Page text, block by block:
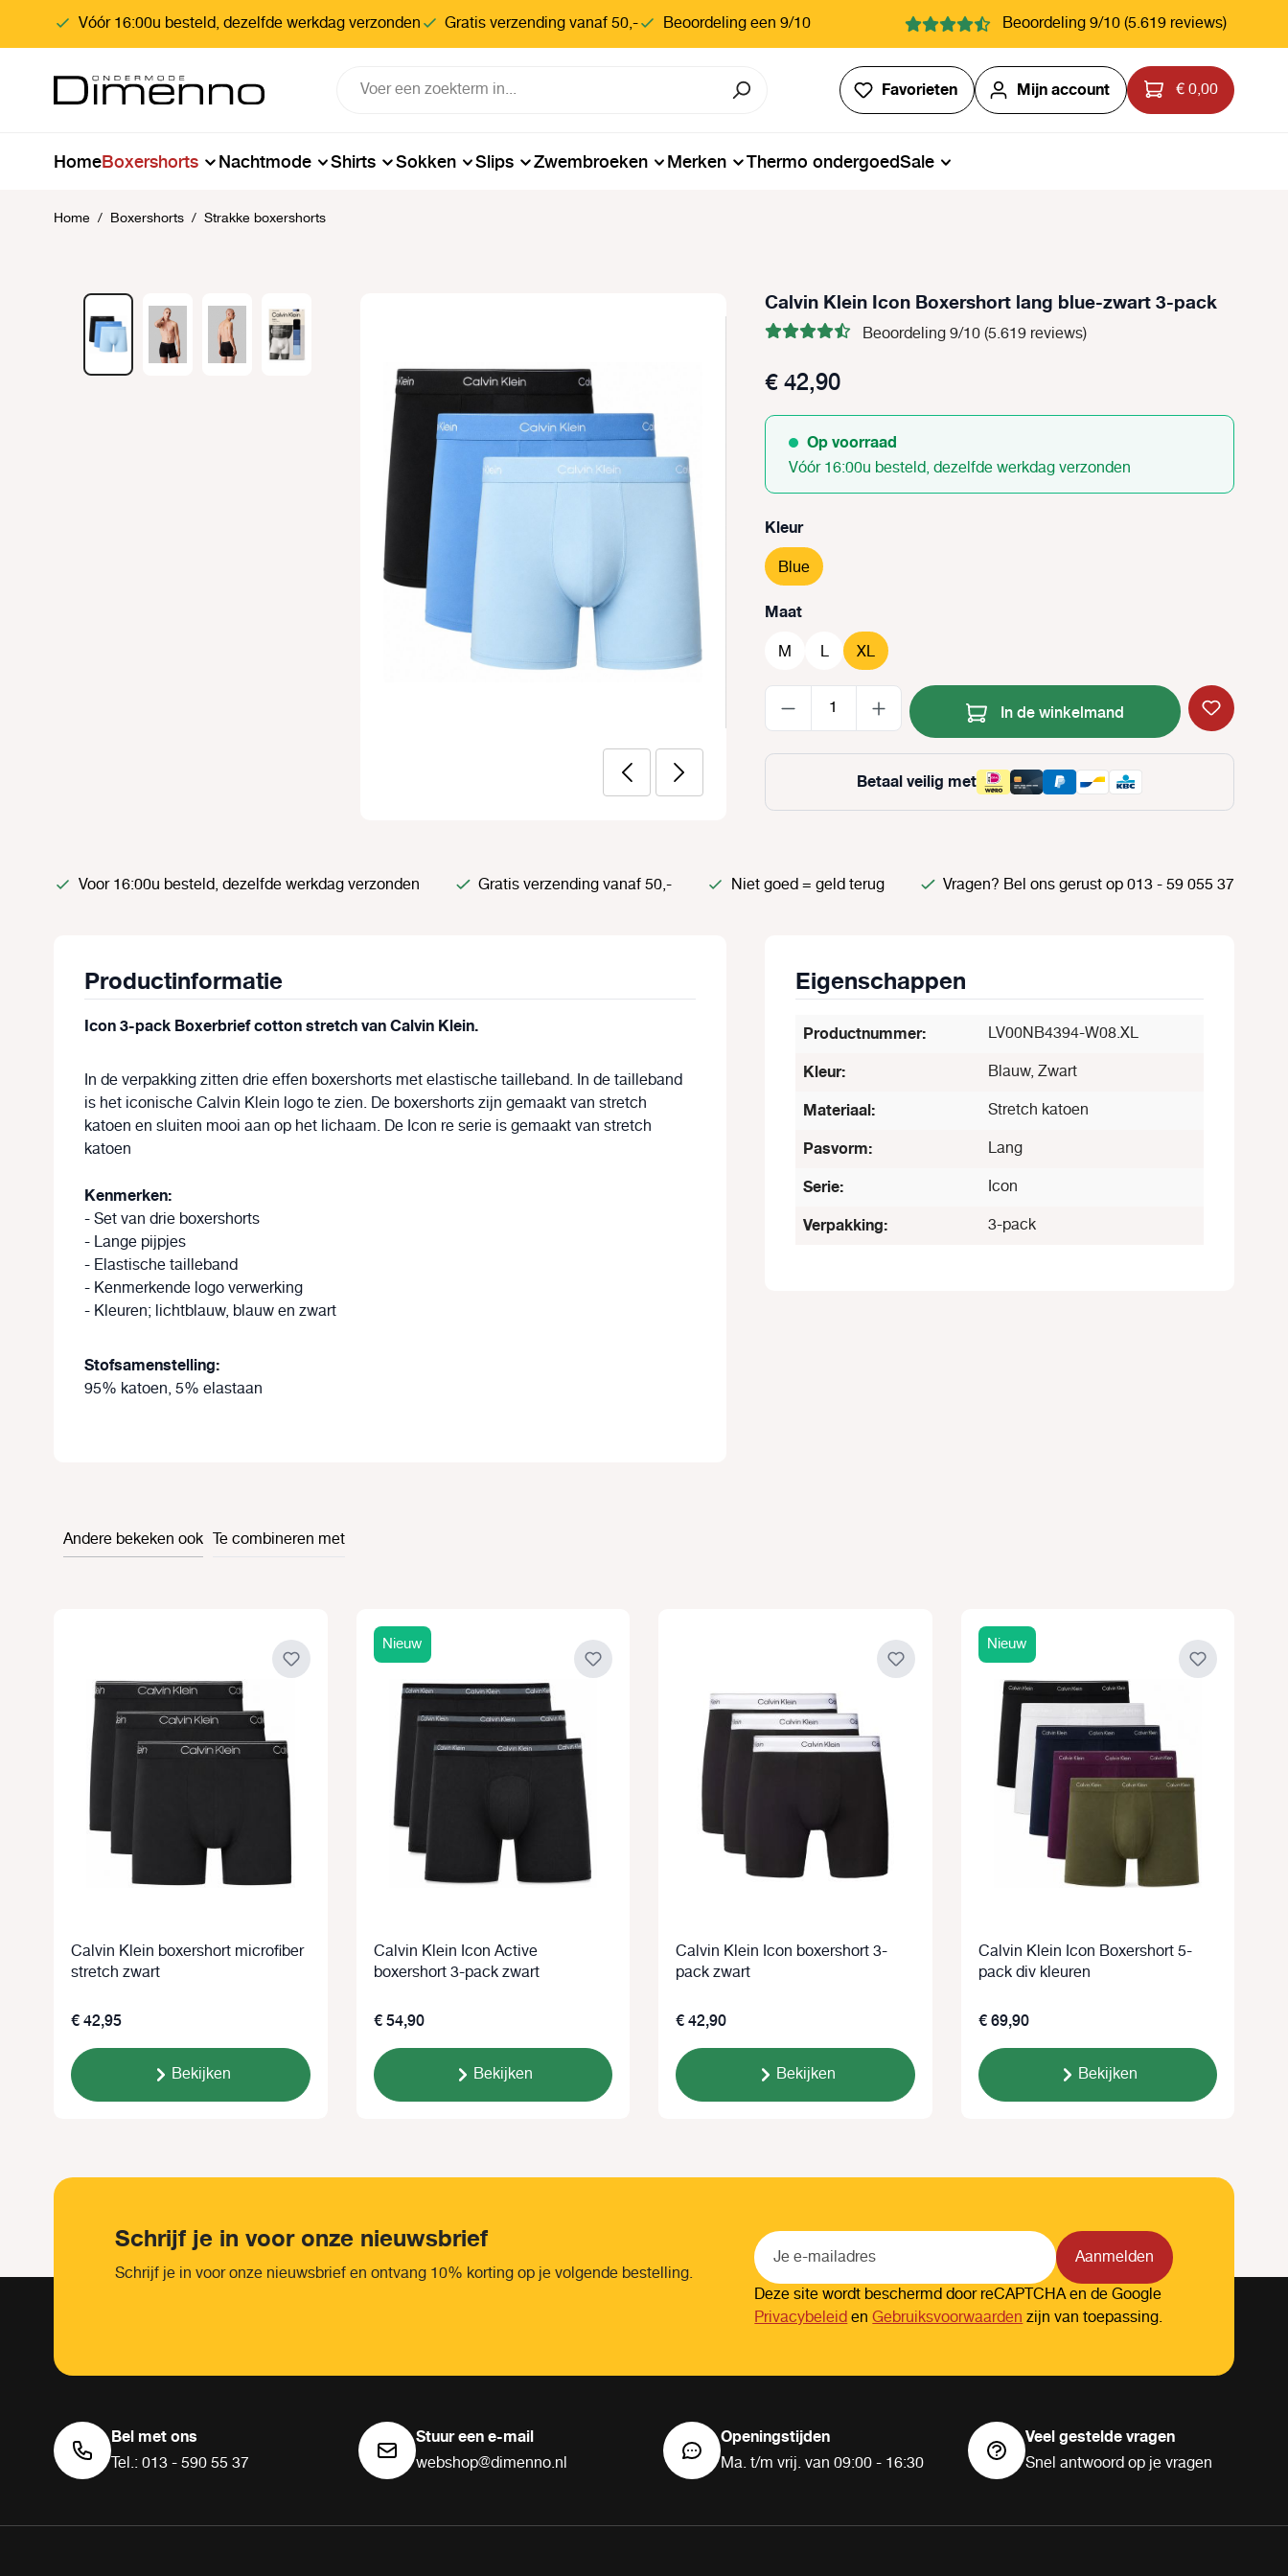
Ga naar de hoofdnavigatie
Vóór 16:00u besteld, dezelfde werkdag verzonden Gratis verzending vanaf 50,- Beoordeling een 9/10 Beoordeling 9/10 (5.619 reviews)
Favorieten Je hebt 0 items op je verlanglijstje
Mijn account € 0,00
HomeBoxershorts Nachtmode Shirts Sokken Slips Zwembroeken Merken Thermo ondergoedSale
Home / Boxershorts / Strakke boxershorts
Afbeeldingengalerij overslaan Calvin Klein Icon Boxershort lang blue-zwart 3-pack
Beoordeling 9/10 (5.619 reviews)
€ 42,90
Op voorraad
Vóór 16:00u besteld, dezelfde werkdag verzonden
Selecteer
Kleur
Blue
Selecteer
Maat
M L XL
Producthoeveelheid: Voer de
In de winkelmand
Betaal veilig met
Voor 16:00u besteld, dezelfde werkdag verzonden Gratis verzending vanaf 50,- Niet goed = geld terug Vragen? Bel ons gerust op 013 - 59 055 37
Productinformatie
Icon 3-pack Boxerbrief cotton stretch van Calvin Klein.
In de verpakking zitten drie effen boxershorts met elastische tailleband. In de tailleband
is het iconische Calvin Klein logo te zien. De boxershorts zijn gemaakt van stretch
katoen en sluiten mooi aan op het lichaam. De Icon re serie is gemaakt van stretch
katoen
Kenmerken:
- Set van drie boxershorts
- Lange pijpjes
- Elastische tailleband
- Kenmerkende logo verwerking
- Kleuren; lichtblauw, blauw en zwart
Stofsamenstelling:
95% katoen, 5% elastaan
Eigenschappen
Productnummer: LV00NB4394-W08.XL
Kleur: Blauw, Zwart
Materiaal: Stretch katoen
Pasvorm: Lang
Serie: Icon
Verpakking: 3-pack
Andere bekeken ook Te combineren met
Calvin Klein boxershort microfiber
stretch zwart
€ 42,95
Bekijken
Nieuw
Calvin Klein Icon Active
boxershort 3-pack zwart
€ 54,90
Bekijken
Calvin Klein Icon boxershort 3-
pack zwart
€ 42,90
Bekijken
Nieuw
Calvin Klein Icon Boxershort 5-
pack div kleuren
€ 69,90
Bekijken
Schrijf je in voor onze nieuwsbrief
Schrijf je in voor onze nieuwsbrief en ontvang 10% korting op je volgende bestelling.
Aanmelden
Deze site wordt beschermd door reCAPTCHA en de Google
PrivacybeleidenGebruiksvoorwaardenzijn van toepassing.
Bel met ons
Tel.: 013 - 590 55 37
Stuur een e-mail
webshop@dimenno.nl
Openingstijden
Ma. t/m vrij. van 09:00 - 16:30
Veel gestelde vragen
Snel antwoord op je vragen